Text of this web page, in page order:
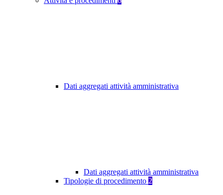
Dati aggregati attività amministrativa
Dati aggregati attività amministrativa
Tipologie di procedimento 2